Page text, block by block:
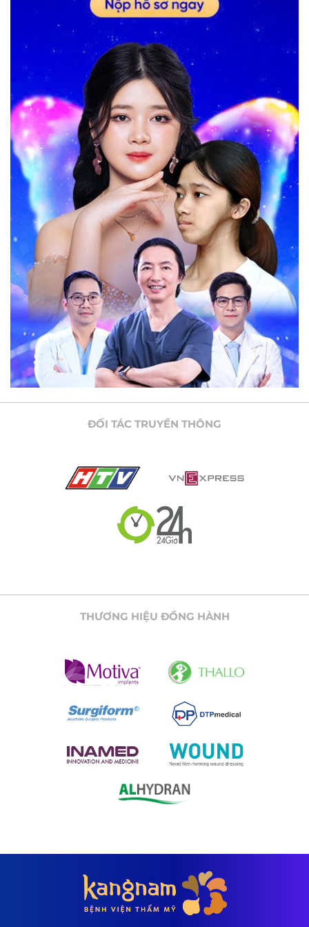
đung 1 cái ba em nhập viện vì lủngbao tử , rồi em gái vô
năm học cấp 3 … bao nhiêu thứ là tiền , tấc cả tiền danh
dụm của em phải lo cho ba em . Em đanh phải đi tìm 1
công việc khác kiếm tiền ngay , lại bỏ dỡ ý định nhịn ăn để
được ốm không ra đường . Em đã từng tin 1 thẩm mỹ viện
bỏ 10 triệu ra là giảm mỡ được , em coi trên các trang Fb
ngta quản cáo rất hay ho . Em ráng làm để danh được 10
triệu và tới thẫm mỹ viện đó , họ tiêm vô là tan mỡ , em tin
chị đi , tin đi , chị bảo đảm … và rồi em chẳng thấy gì , chỉ
được thấy ngủ 1 giấc dạy và không có gì thay đổi , em về
nhà đừng ăn gì chờ kết quả … chờ mấy ngày cũng không
thấy gì , em gọi điện thoại mán vốn và họ chỉ trả lời 1 liệu
trinh không đủ áp phê làm làm thêm đi … xong họ gửi em
hình ảnh của 1 chị từ 100kg tiêm tan mỡ còn 60kg kèm
theo dông chữ 10 liệu trinh là bạn sẽ được xinh đẹp . Em
ngu quá phải không ? Bây giờ người ta mới nói thêm là 10
liệu trinh 100trieu kiếm đâu ra ,1 bài học nhớ đời cho em ,
mất đi tiền và không được kết quả gì , em không dám kể
cho mẹ nghe và bất kì ai nghe . Là con gái phải có vóc dáng
, gương mặt ưa hình thì mọi thứ sẽ được ưu tiên và trọn vẹn
. Em khát khao minh được ốm , minh được trở nên xinh
đẹp . Trước khi đi ngủ em rất hay tưởng tượng 1 cái gì đó để
được giấc ngủ sâu sao 1 ngày làm việc mệt mỏi và căng
thẳng “ em tưởng tượng minh ốm sẽ như thế nào , có ai
yêu minh không ? nghỉ tới thôi em đã khóc . Để được xinh
đẹp phải có tiền làm phẩu thuật , nhưng em làm gì có 1 số
tiền lớn bây giờ . Thực sự em rất muốn được phẫu thuật
thẫm mỹ thay đổi ngoại hình . Mong ban giám khảo , các
cố vấn chương trinh , ban tổ chức , nhà tài trợ xem xét cho
em 1 cơ hội thay đổi cuộc đời minh . Ngần ấy năm em chưa
bao giờ được bất kì ai xem em là con gái … mọi người
thường kinh khi em là con heo . Xin hãy giúp đỡ em .
ĐỐI TÁC TRUYỀN THÔNG
THƯƠNG HIỆU ĐỒNG HÀNH